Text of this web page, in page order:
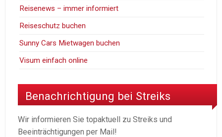
Reisenews – immer informiert
Reiseschutz buchen
Sunny Cars Mietwagen buchen
Visum einfach online
Benachrichtigung bei Streiks
Wir informieren Sie topaktuell zu Streiks und
Beeinträchtigungen per Mail!